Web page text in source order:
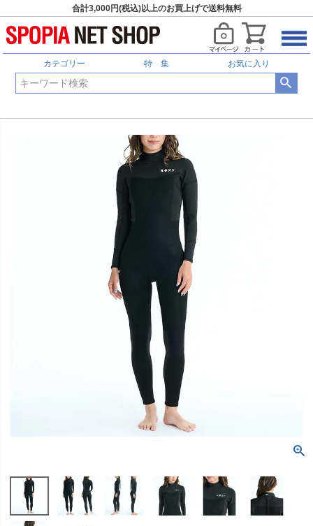
合計3,000円(税込)以上のお買上げで送料無料
カテゴリー 特 集 お気に入り